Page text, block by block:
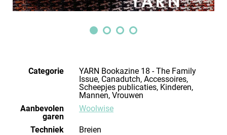
Categorie
YARN Bookazine 18 - The Family
Issue, Canadutch, Accessoires,
Scheepjes publicaties, Kinderen,
Mannen, Vrouwen
Aanbevolen
garen
Woolwise
Techniek
breien